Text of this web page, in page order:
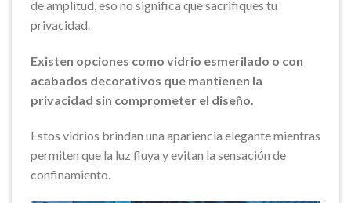
de amplitud, eso no significa que sacrifiques tu
privacidad.
Existen opciones como vidrio esmerilado o con
acabados decorativos que mantienen la
privacidad sin comprometer el diseño.
Estos vidrios brindan una apariencia elegante mientras
permiten que la luz fluya y evitan la sensación de
confinamiento.